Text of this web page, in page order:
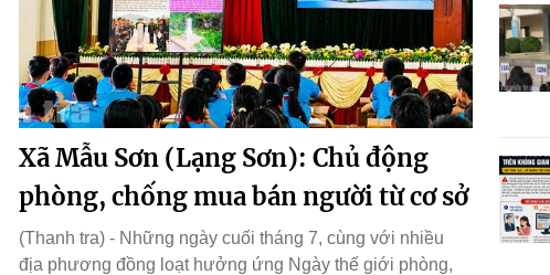
Xã Mẫu Sơn (Lạng Sơn): Chủ động
phòng, chống mua bán người từ cơ sở
(Thanh tra) - Những ngày cuối tháng 7, cùng với nhiều
địa phương đồng loạt hưởng ứng Ngày thế giới phòng,